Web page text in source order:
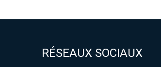
RÉSEAUX SOCIAUX